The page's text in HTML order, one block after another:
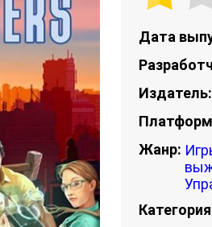
Дата
Издатель:
Жанр: